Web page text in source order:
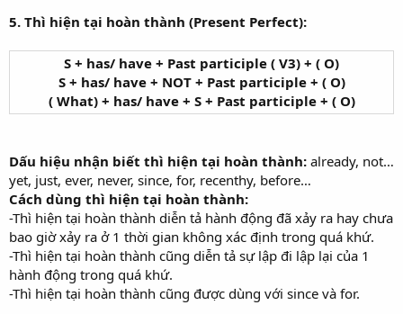
5. Thì hiện tại hoàn thành (Present Perfect):
S + has/ have + Past participle ( V3) + ( O)
S + has/ have + NOT + Past participle + ( O)
( What) + has/ have + S + Past participle + ( O)
Dấu hiệu nhận biết thì hiện tại hoàn thành: already, not…
yet, just, ever, never, since, for, recenthy, before…
Cách dùng thì hiện tại hoàn thành:
-Thì hiện tại hoàn thành diễn tả hành động đã xảy ra hay chưa
bao giờ xảy ra ở 1 thời gian không xác định trong quá khứ.
-Thì hiện tại hoàn thành cũng diễn tả sự lập đi lập lại của 1
hành động trong quá khứ.
-Thì hiện tại hoàn thành cũng được dùng với since và for.